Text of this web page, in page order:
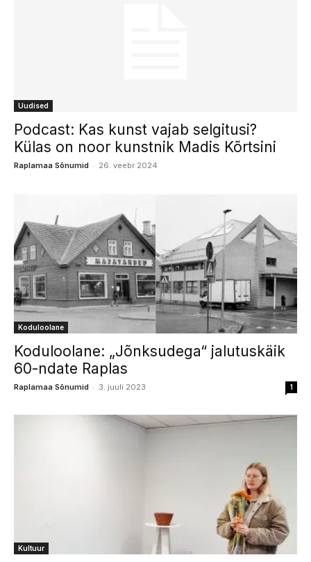
Uudised
Podcast: Kas kunst vajab selgitusi?
Külas on noor kunstnik Madis Kõrtsini
Raplamaa Sõnumid - 26. veebr 2024
Koduloolane
Koduloolane: „Jõnksudega“ jalutuskäik
60-ndate Raplas
Raplamaa Sõnumid - 3. juuli 2023 1
Kultuur